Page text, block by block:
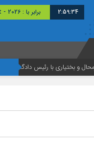
2:59:35 امروز : یکشنبه - ۱۱ مرداد - ۱۴۰۵
دادگستری شهرستان شهرکرد